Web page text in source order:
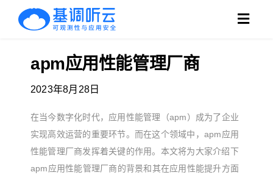
产品
方案
客户
apm应用性能管理厂商
2023年8月28日
在当今数字化时代，应用性能管理（apm）成为了企业
实现高效运营的重要环节。而在这个领域中，apm应用
性能管理厂商发挥着关键的作用。本文将为大家介绍下
apm应用性能管理厂商​的背景和其在应用性能提升方面